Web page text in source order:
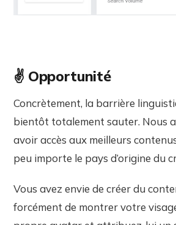
✌️ Opportunité
Concrètement, la barrière
bientôt totalement sauter. Nous
avoir accès aux meilleurs
peu importe le pays d’origine du
Vous avez envie de créer du
forcément de montrer votre